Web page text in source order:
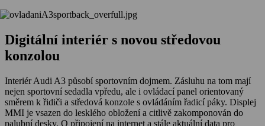
Digitální interiér s novou středovou
konzolou
Interiér Audi A3 působí sportovním dojmem. Zásluhu na tom mají
nejen sportovní sedadla vpředu, ale i ovládací panel orientovaný
směrem k řidiči a středová konzole s ovládáním řadicí páky. Displej
MMI je vsazen do lesklého obložení a citlivě zakomponován do
palubní desky. O připojení na internet a stále aktuální data pro